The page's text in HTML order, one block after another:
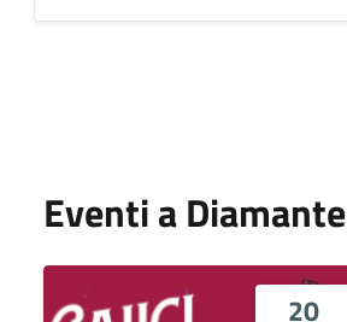
Eventi a Diamante
20